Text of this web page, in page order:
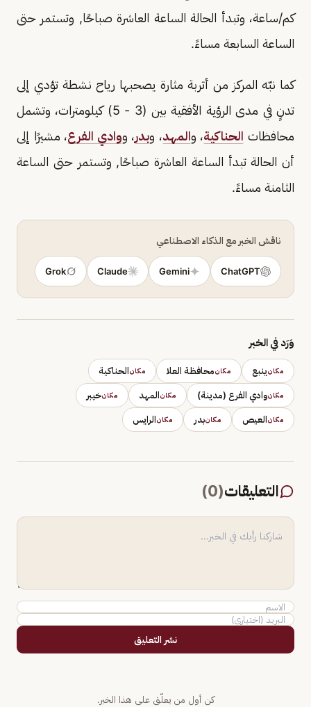
كم/ساعة، وتبدأ الحالة الساعة العاشرة صباحًا, وتستمر حتى
الساعة السابعة مساءً.
كما نبّه المركز من أتربة مثارة يصحبها رياح نشطة تؤدي إلى
تدنٍ في مدى الرؤية الأفقية بين (3 - 5) كيلومترات، وتشمل
محافظات الحناكية، والمهد، وبدر، ووادي الفرع، مشيرًا إلى
أن الحالة تبدأ الساعة العاشرة صباحًا, وتستمر حتى الساعة
الثامنة مساءً.
ناقش الخبر مع الذكاء الاصطناعي
ChatGPT
Gemini
Claude
Grok
وَرَد في الخبر
مكانينبع مكانمحافظة العلا مكانالحناكية
مكانوادي الفرع (مدينة) مكانالمهد مكانخيبر
مكانالعيص مكانبدر مكانالرايس
التعليقات(
0
)
نشر التعليق
كن أول من يعلّق على هذا الخبر.